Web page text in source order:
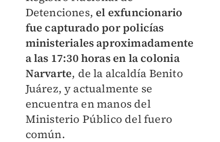
Detenciones, el exfuncionario
fue capturado por policías
ministeriales aproximadamente
a las 17:30 horas en la colonia
Narvarte, de la alcaldía Benito
Juárez, y actualmente se
encuentra en manos del
Ministerio Público del fuero
común.